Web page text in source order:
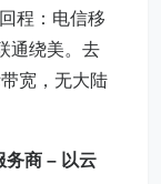
程：电信移
通绕美。去
宽，无大陆
务商 – 以云